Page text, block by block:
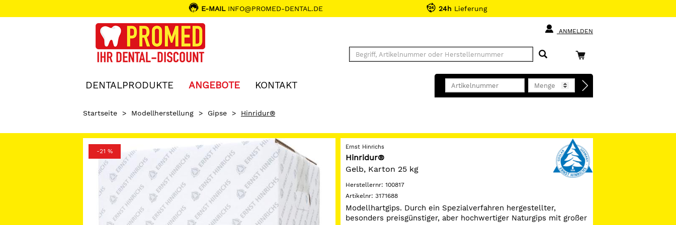
E-MAILINFO@PROMED-DENTAL.DE 24h Lieferung
ANMELDEN
DENTALPRODUKTE ANGEBOTE KONTAKT
Startseite > Modellherstellung > Gipse > Hinridur®
-21 %
Ernst Hinrichs
Hinridur®
Gelb, Karton 25 kg
Herstellernr: 100817
Artikelnr: 3171688
Modellhartgips. Durch ein Spezialverfahren hergestellter,
besonders preisgünstiger, aber hochwertiger Naturgips mit großer